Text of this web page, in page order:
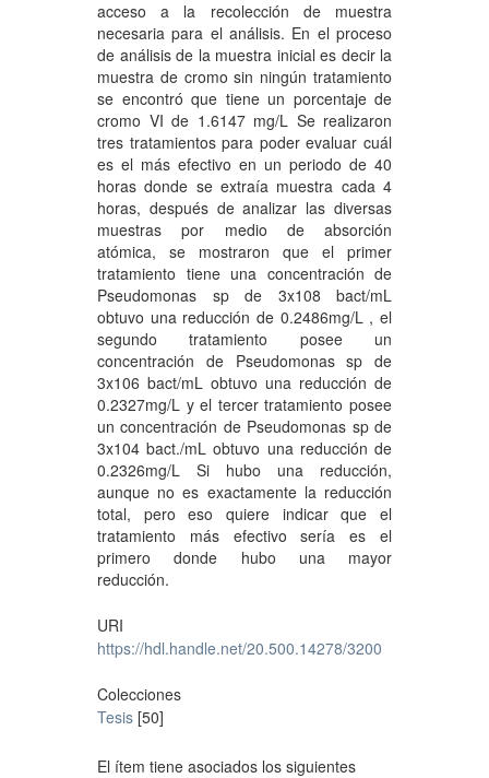
acceso a la recolección de muestra
necesaria para el análisis. En el proceso
de análisis de la muestra inicial es decir la
muestra de cromo sin ningún tratamiento
se encontró que tiene un porcentaje de
cromo VI de 1.6147 mg/L Se realizaron
tres tratamientos para poder evaluar cuál
es el más efectivo en un periodo de 40
horas donde se extraía muestra cada 4
horas, después de analizar las diversas
muestras por medio de absorción
atómica, se mostraron que el primer
tratamiento tiene una concentración de
Pseudomonas sp de 3x108 bact/mL
obtuvo una reducción de 0.2486mg/L , el
segundo tratamiento posee un
concentración de Pseudomonas sp de
3x106 bact/mL obtuvo una reducción de
0.2327mg/L y el tercer tratamiento posee
un concentración de Pseudomonas sp de
3x104 bact./mL obtuvo una reducción de
0.2326mg/L Si hubo una reducción,
aunque no es exactamente la reducción
total, pero eso quiere indicar que el
tratamiento más efectivo sería es el
primero donde hubo una mayor
reducción.
URI
https://hdl.handle.net/20.500.14278/3200
Colecciones
Tesis [50]
El ítem tiene asociados los siguientes